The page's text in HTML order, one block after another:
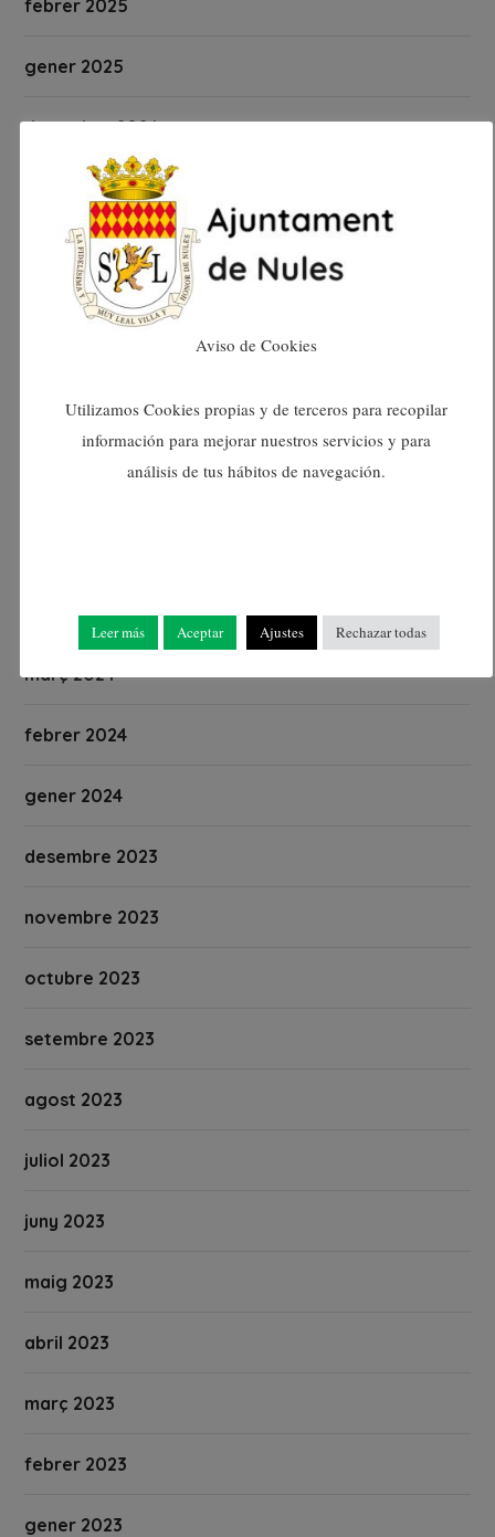
febrer 2025
gener 2025
desembre 2024
novembre 2024
octubre 2024
setembre 2024
juliol 2024
abril 2024
març 2024
febrer 2024
gener 2024
desembre 2023
novembre 2023
octubre 2023
setembre 2023
agost 2023
juliol 2023
juny 2023
maig 2023
abril 2023
març 2023
febrer 2023
gener 2023
Aviso de Cookies
Utilizamos Cookies propias y de terceros para recopilar
información para mejorar nuestros servicios y para
análisis de tus hábitos de navegación.
Leer más Aceptar Ajustes Rechazar todas